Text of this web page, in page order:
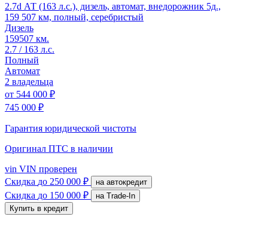
2.7d АТ (163 л.с.), дизель, автомат, внедорожник 5д.,
159 507 км, полный, серебристый
Дизель
159507 км.
2.7 / 163 л.с.
Полный
Автомат
2 владельца
от 544 000 ₽
745 000 ₽
Гарантия юридической чистоты
Оригинал ПТС в наличии
vin VIN проверен
Скидка до 250 000 ₽ на автокредит
Скидка до 150 000 ₽
на Trade-In
Купить в кредит